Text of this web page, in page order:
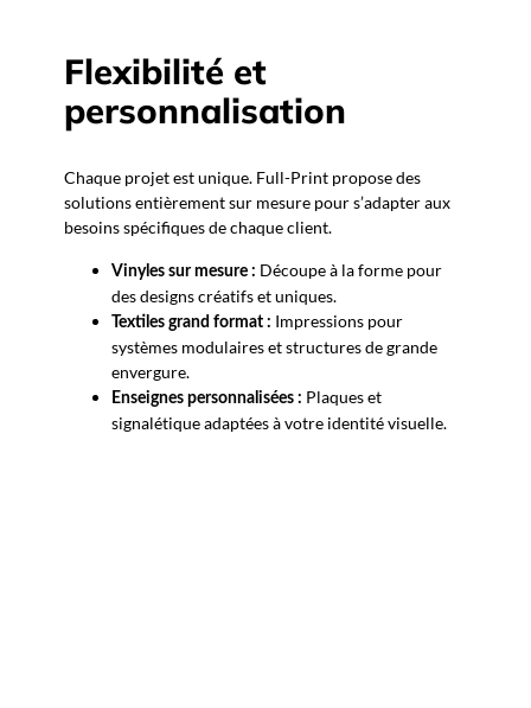
Flexibilité et
personnalisation
Chaque projet est unique. Full-Print propose des
solutions entièrement sur mesure pour s’adapter aux
besoins spécifiques de chaque client.
Vinyles sur mesure : Découpe à la forme pour
des designs créatifs et uniques.
Textiles grand format : Impressions pour
systèmes modulaires et structures de grande
envergure.
Enseignes personnalisées : Plaques et
signalétique adaptées à votre identité visuelle.